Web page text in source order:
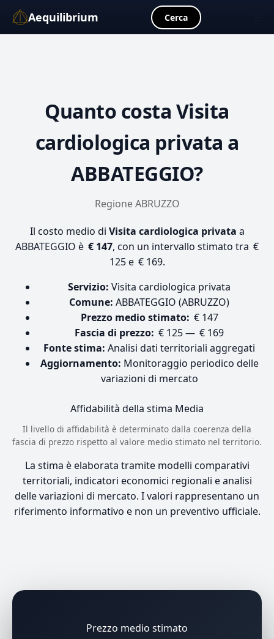
Aequilibrium Cerca
Quanto costa Visita
cardiologica privata a
ABBATEGGIO?
Regione ABRUZZO
Il costo medio di Visita cardiologica privata a
ABBATEGGIO è € 147, con un intervallo stimato tra €
125 e € 169.
Servizio: Visita cardiologica privata
Comune: ABBATEGGIO (ABRUZZO)
Prezzo medio stimato: € 147
Fascia di prezzo: € 125 — € 169
Fonte stima: Analisi dati territoriali aggregati
Aggiornamento: Monitoraggio periodico delle
variazioni di mercato
Affidabilità della stima Media
Il livello di affidabilità è determinato dalla coerenza della
fascia di prezzo rispetto al valore medio stimato nel territorio.
La stima è elaborata tramite modelli comparativi
territoriali, indicatori economici regionali e analisi
delle variazioni di mercato. I valori rappresentano un
riferimento informativo e non un preventivo ufficiale.
Prezzo medio stimato